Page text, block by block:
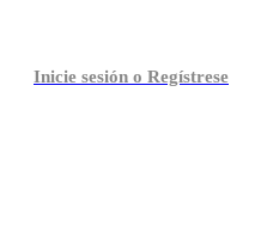
Inicie sesión o Regístrese